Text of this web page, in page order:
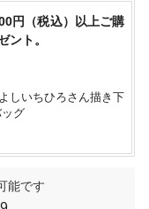
円（税込）以上ご購
ント。
しいちひろさん描き下
グ
能です